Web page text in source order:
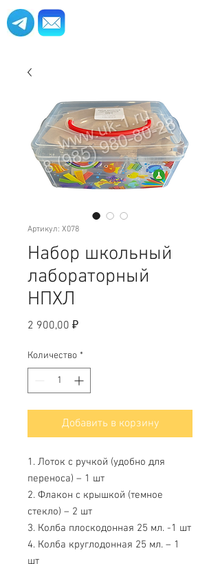
Артикул: X078
Набор школьный
лабораторный
НПХЛ
2 900,00 ₽Цена
Количество *
Добавить в корзину
1. Лоток с ручкой (удобно для
переноса) – 1 шт
2. Флакон с крышкой (темное
стекло) – 2 шт
3. Колба плоскодонная 25 мл. -1 шт
4. Колба круглодонная 25 мл. – 1
шт